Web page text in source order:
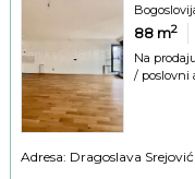
88 m2
Na
/ poslovni
Adresa: Dragoslava